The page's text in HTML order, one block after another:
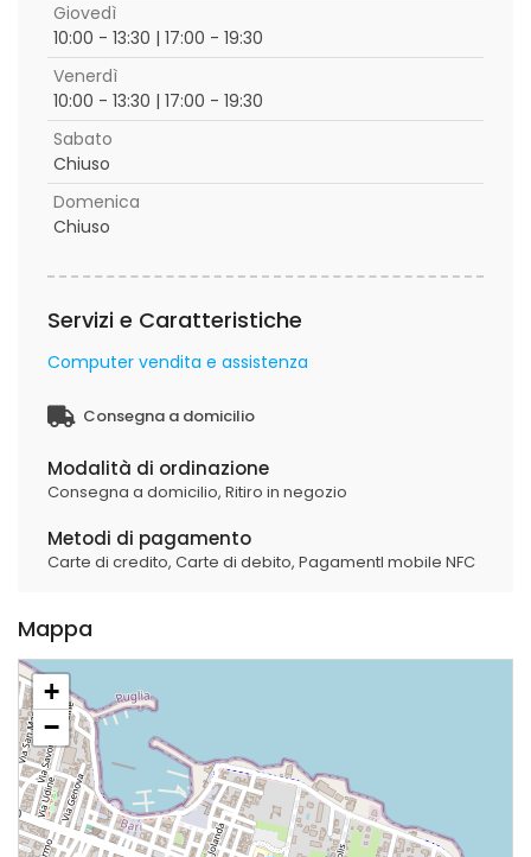
Giovedì
10:00 - 13:30 | 17:00 - 19:30
Venerdì
10:00 - 13:30 | 17:00 - 19:30
Sabato
Chiuso
Domenica
Chiuso
Servizi e Caratteristiche
Computer vendita e assistenza
Consegna a domicilio
Modalità di ordinazione
Consegna a domicilio, Ritiro in negozio
Metodi di pagamento
Carte di credito, Carte di debito, PagamentI mobile NFC
Mappa
+
−